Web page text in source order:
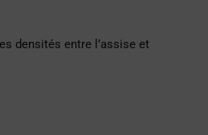
densités entre l’assise et